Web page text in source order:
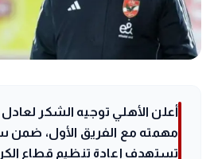
أعلن الأهلي توجيه الشكر
مهمته مع الفريق الأول، ضمن
تستهدف إعادة تنظيم قطاع